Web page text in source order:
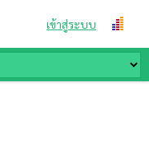
เข้าสู่ระบบ